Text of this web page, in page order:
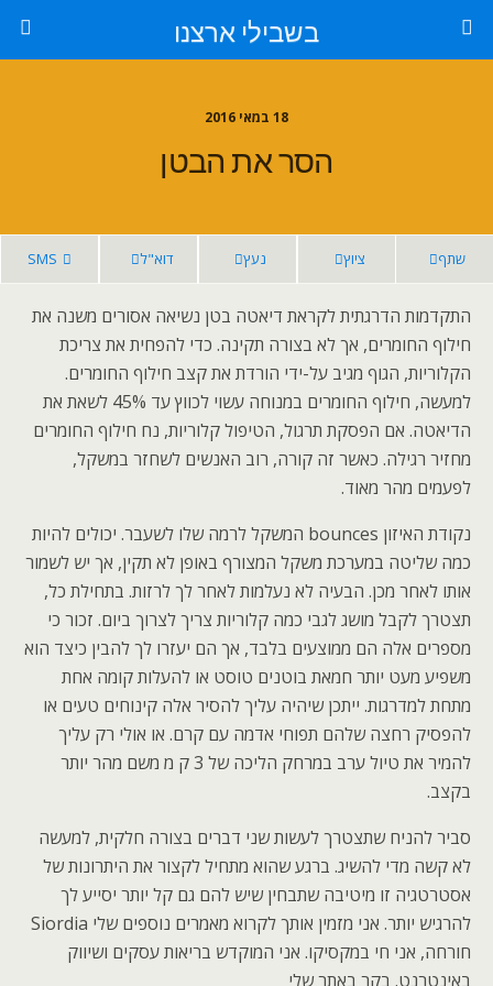
בשבילי ארצנו
18 במאי 2016
הסר את הבטן
שתף ציוץ נעץ דוא"ל SMS
התקדמות הדרגתית לקראת דיאטה בטן נשיאה אסורים משנה את
חילוף החומרים, אך לא בצורה תקינה. כדי להפחית את צריכת
הקלוריות, הגוף מגיב על-ידי הורדת את קצב חילוף החומרים.
למעשה, חילוף החומרים במנוחה עשוי לכווץ עד 45% לשאת את
הדיאטה. אם הפסקת תרגול, הטיפול קלוריות, נח חילוף החומרים
מחזיר רגילה. כאשר זה קורה, רוב האנשים לשחזר במשקל,
לפעמים מהר מאוד.
נקודת האיזון bounces המשקל לרמה שלו לשעבר. יכולים להיות
כמה שליטה במערכת משקל המצורף באופן לא תקין, אך יש לשמור
אותו לאחר מכן. הבעיה לא נעלמות לאחר לך לרזות. בתחילת כל,
תצטרך לקבל מושג לגבי כמה קלוריות צריך לצרוך ביום. זכור כי
מספרים אלה הם ממוצעים בלבד, אך הם יעזרו לך להבין כיצד הוא
משפיע מעט יותר חמאת בוטנים טוסט או להעלות קומה אחת
מתחת למדרגות. ייתכן שיהיה עליך להסיר אלה קינוחים טעים או
להפסיק רחצה שלהם תפוחי אדמה עם קרם. או אולי רק עליך
להמיר את טיול ערב במרחק הליכה של 3 ק מ משם מהר יותר
בקצב.
סביר להניח שתצטרך לעשות שני דברים בצורה חלקית, למעשה
לא קשה מדי להשיג. ברגע שהוא מתחיל לקצור את היתרונות של
אסטרטגיה זו מיטיבה שתבחין שיש להם גם קל יותר יסייע לך
להרגיש יותר. אני מזמין אותך לקרוא מאמרים נוספים שלי Siordia
חורחה, אני חי במקסיקו. אני המוקדש בריאות עסקים ושיווק
באינטרנט. בקר באתר שלי